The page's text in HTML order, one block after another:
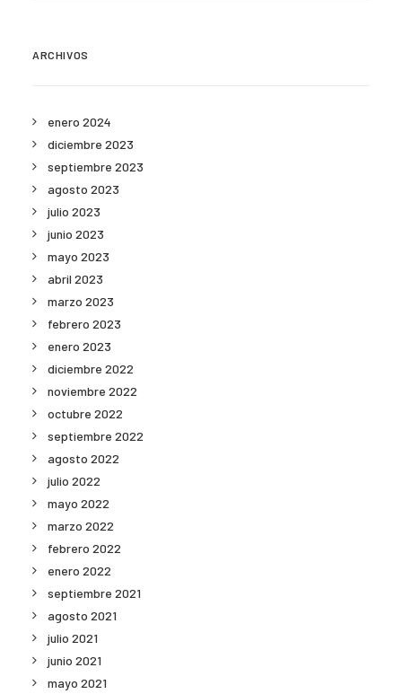
ARCHIVOS
enero 2024
diciembre 2023
septiembre 2023
agosto 2023
julio 2023
junio 2023
mayo 2023
abril 2023
marzo 2023
febrero 2023
enero 2023
diciembre 2022
noviembre 2022
octubre 2022
septiembre 2022
agosto 2022
julio 2022
mayo 2022
marzo 2022
febrero 2022
enero 2022
septiembre 2021
agosto 2021
julio 2021
junio 2021
mayo 2021